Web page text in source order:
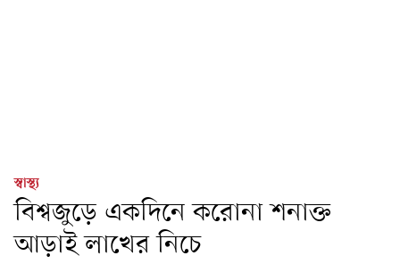
স্বাস্থ্য
বিশ্বজুড়ে একদিনে করোনা শনাক্ত
আড়াই লাখের নিচে